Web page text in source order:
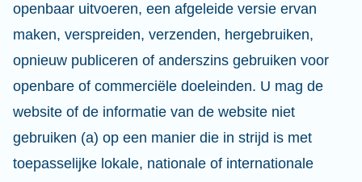
openbaar uitvoeren, een afgeleide versie ervan
maken, verspreiden, verzenden, hergebruiken,
opnieuw publiceren of anderszins gebruiken voor
openbare of commerciële doeleinden. U mag de
website of de informatie van de website niet
gebruiken (a) op een manier die in strijd is met
toepasselijke lokale, nationale of internationale